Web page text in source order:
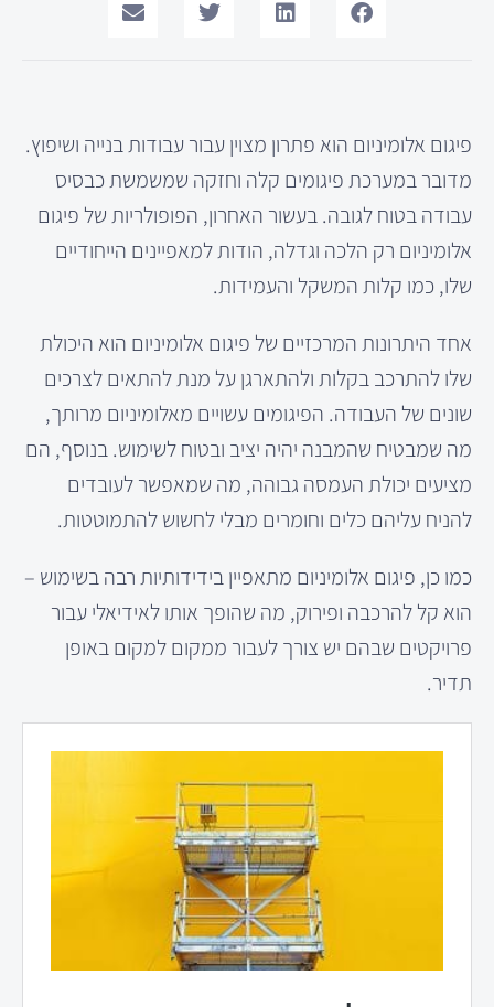
פיגום אלומיניום הוא פתרון מצוין עבור עבודות בנייה ושיפוץ.
מדובר במערכת פיגומים קלה וחזקה שמשמשת כבסיס
עבודה בטוח לגובה. בעשור האחרון, הפופולריות של פיגום
אלומיניום רק הלכה וגדלה, הודות למאפיינים הייחודיים
שלו, כמו קלות המשקל והעמידות.
אחד היתרונות המרכזיים של פיגום אלומיניום הוא היכולת
שלו להתרכב בקלות ולהתארגן על מנת להתאים לצרכים
שונים של העבודה. הפיגומים עשויים מאלומיניום מרותך,
מה שמבטיח שהמבנה יהיה יציב ובטוח לשימוש. בנוסף, הם
מציעים יכולת העמסה גבוהה, מה שמאפשר לעובדים
להניח עליהם כלים וחומרים מבלי לחשוש להתמוטטות.
כמו כן, פיגום אלומיניום מתאפיין בידידותיות רבה בשימוש –
הוא קל להרכבה ופירוק, מה שהופך אותו לאידיאלי עבור
פרויקטים שבהם יש צורך לעבור ממקום למקום באופן
תדיר.